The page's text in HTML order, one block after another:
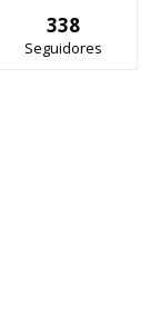
338
Seguidores